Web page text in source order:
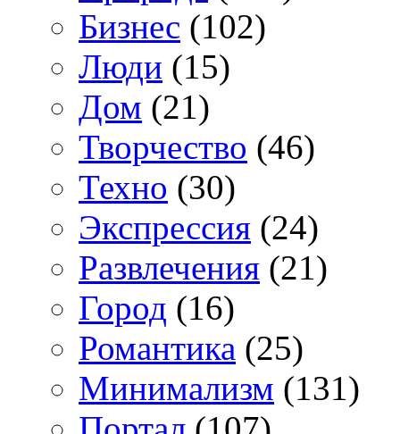
Бизнес (102)
Люди (15)
Дом (21)
Творчество (46)
Техно (30)
Экспрессия (24)
Развлечения (21)
Город (16)
Романтика (25)
Минимализм (131)